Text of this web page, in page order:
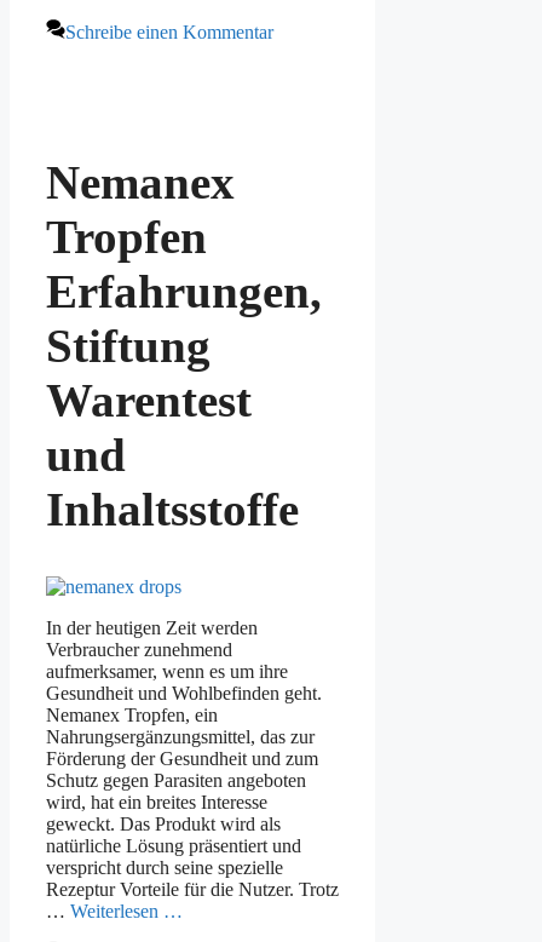
Schreibe einen Kommentar
Nemanex
Tropfen
Erfahrungen,
Stiftung
Warentest
und
Inhaltsstoffe
In der heutigen Zeit werden
Verbraucher zunehmend
aufmerksamer, wenn es um ihre
Gesundheit und Wohlbefinden geht.
Nemanex Tropfen, ein
Nahrungsergänzungsmittel, das zur
Förderung der Gesundheit und zum
Schutz gegen Parasiten angeboten
wird, hat ein breites Interesse
geweckt. Das Produkt wird als
natürliche Lösung präsentiert und
verspricht durch seine spezielle
Rezeptur Vorteile für die Nutzer. Trotz
… Weiterlesen …